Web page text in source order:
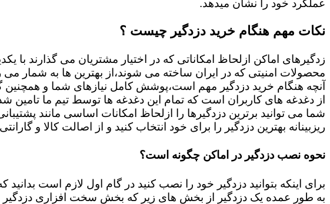
عملکرد خود را نشان میدهد.
نکات مهم هنگام خرید دزدگیر چیست ؟
زدگیرهای اماکن ازلحاظ امکاناتی که در اختیار مشتریان می گذارند
محصولات امنیتی که در ایران ساخته می شوند،از بهترین ها به شمار می
آنچه هنگام خرید دزدگیر مهم است،پوشش کامل نیازهای شما و
از دغدغه های کاربران است که تمام این دغدغه ها توسط تیم ما تامین
ریزبینانه بهترین دزدگیر را برای خود انتخاب کنید و از اصالت کالا و
نحوه نصب دزدگیر در اماکن چگونه است؟
برای اینکه بتوانید دزدگیر خود را نصب کنید در گام اول لازم است
به طور عمده یک دزدگیر از بخش های زیر که بخش سخت افزاری